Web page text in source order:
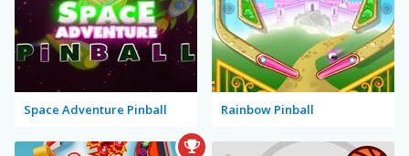
Space Adventure Pinball Rainbow Pinball